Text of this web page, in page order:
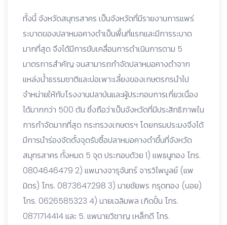
ทั้งนี้ จังหวัดสมุทรสาคร เป็นจังหวัดที่มีรายงานการแพร่
ระบาดของปลาหมอคางดำเป็นพื้นที่แรกและมีการระบาด
มากที่สุด จึงได้มีการขับเคลื่อนการดำเนินการตาม 5
มาตรการสำคัญ จนสามารถกำจัดปลาหมอคางดำจาก
แหล่งน้ำธรรมชาติและบ่อเพาะเลี้ยงของเกษตรกรนำไป
จำหน่ายให้กับโรงงานปลาป่นและผู้ประกอบการเกี่ยวเนื่อง
ได้มากกว่า 500 ตัน ซึ่งถือว่าเป็นจังหวัดที่มีประสิทธิภาพใน
การกำจัดมากที่สุด กระทรวงเกษตรฯ โดยกรมประมงจึงได้
มีการนำร่องจัดตั้งจุดรับซื้อปลาหมอคางดำขึ้นที่จังหวัด
สมุทรสาคร ทั้งหมด 5 จุด ประกอบด้วย 1) แพธนูทอง โทร.
0804646479 2) แพนางจารุจันทร์ จารวิไพบูลย์ (แพ
มิตร) โทร. 0873647298 3) นายชัยพร กรุดทอง (บอย)
โทร. 0626585323 4) นายเฉลิมพล เกิดปั้น โทร.
0871714414 และ 5. แพนายวิชาญ เหล็กดี โทร.